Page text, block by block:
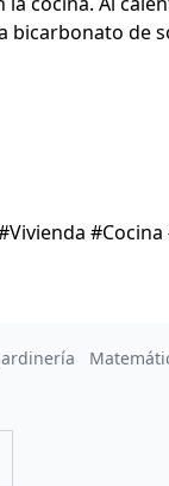
bicarbonato de